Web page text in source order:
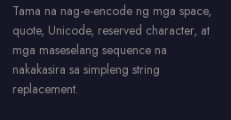
Tama na nag-e-encode ng mga space,
quote, Unicode, reserved character, at
mga maseselang sequence na
nakakasira sa simpleng string
replacement.